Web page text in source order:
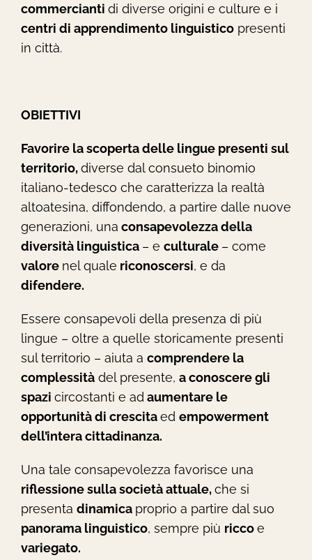
commercianti di diverse origini e culture e i
centri di apprendimento linguisticopresenti
in città.
OBIETTIVI
Favorire la scoperta delle lingue presenti sul
territorio,diverse dal consueto binomio
italiano-tedesco che caratterizza la realtà
altoatesina, diffondendo, a partire dalle nuove
generazioni, una consapevolezza della
diversità linguistica – e culturale – come
valore nel quale riconoscersi, e da
difendere.
Essere consapevoli della presenza di più
lingue – oltre a quelle storicamente presenti
sul territorio – aiuta a comprendere la
complessitàdel presente, a conoscere gli
spazi circostanti e ad aumentare le
opportunità di crescitaed empowerment
dell’intera cittadinanza.
Una tale consapevolezza favorisce una
riflessione sulla società attuale,che si
presenta dinamica proprio a partire dal suo
panorama linguistico, sempre più riccoe
variegato.